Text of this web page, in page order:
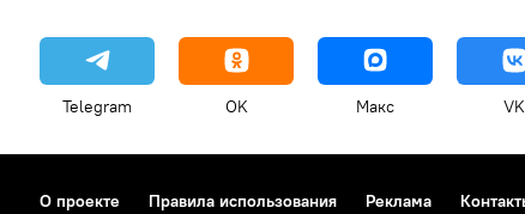
Telegram OK Макс VK
О проекте Правила использования Реклама